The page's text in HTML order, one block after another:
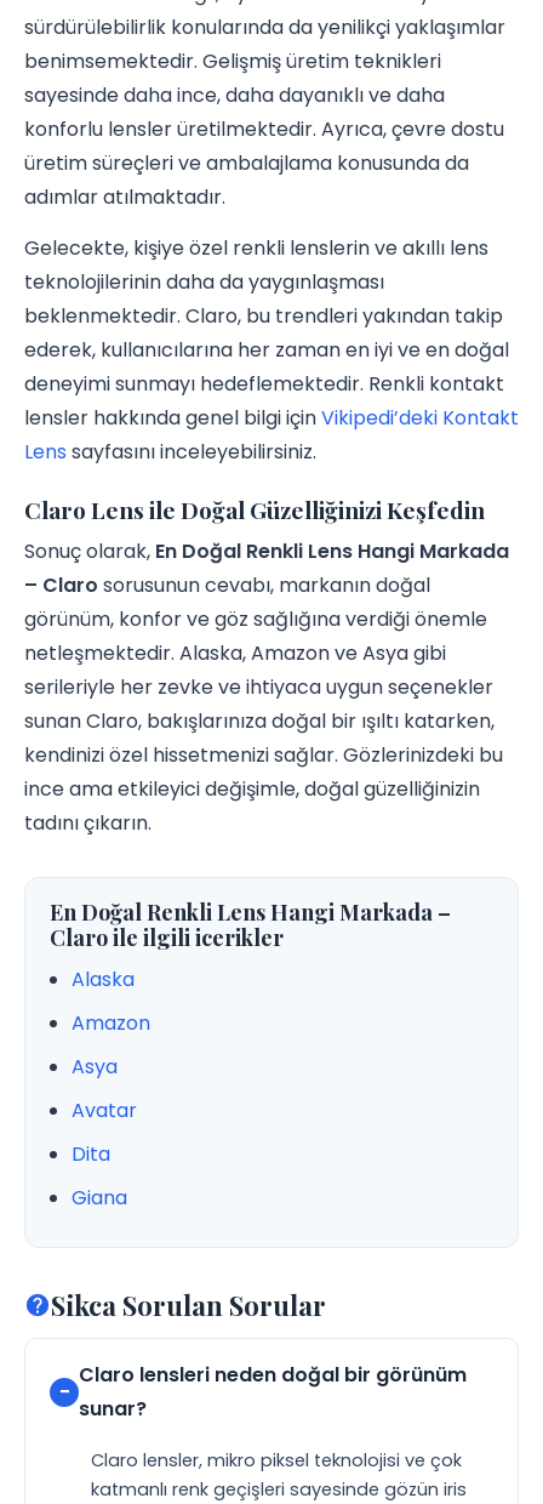
sürdürülebilirlik konularında da yenilikçi yaklaşımlar
benimsemektedir. Gelişmiş üretim teknikleri
sayesinde daha ince, daha dayanıklı ve daha
konforlu lensler üretilmektedir. Ayrıca, çevre dostu
üretim süreçleri ve ambalajlama konusunda da
adımlar atılmaktadır.
Gelecekte, kişiye özel renkli lenslerin ve akıllı lens
teknolojilerinin daha da yaygınlaşması
beklenmektedir. Claro, bu trendleri yakından takip
ederek, kullanıcılarına her zaman en iyi ve en doğal
deneyimi sunmayı hedeflemektedir. Renkli kontakt
lensler hakkında genel bilgi içinVikipedi’deki Kontakt
Lens sayfasını inceleyebilirsiniz.
Claro Lens ile Doğal Güzelliğinizi Keşfedin
Sonuç olarak, En Doğal Renkli Lens Hangi Markada
– Claro sorusunun cevabı, markanın doğal
görünüm, konfor ve göz sağlığına verdiği önemle
netleşmektedir. Alaska, Amazon ve Asya gibi
serileriyle her zevke ve ihtiyaca uygun seçenekler
sunan Claro, bakışlarınıza doğal bir ışıltı katarken,
kendinizi özel hissetmenizi sağlar. Gözlerinizdeki bu
ince ama etkileyici değişimle, doğal güzelliğinizin
tadını çıkarın.
En Doğal Renkli Lens Hangi Markada –
Claro ile ilgili icerikler
Alaska
Amazon
Asya
Avatar
Dita
Giana
Sikca Sorulan Sorular
Claro lensleri neden doğal bir görünüm
sunar?
Claro lensler, mikro piksel teknolojisi ve çok
katmanlı renk geçişleri sayesinde gözün iris